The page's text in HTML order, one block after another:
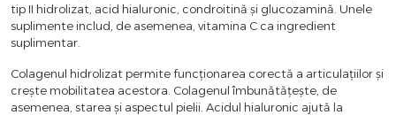
tip II hidrolizat, acid hialuronic, condroitină și glucozamină. Unele
suplimente includ, de asemenea, vitamina C ca ingredient
suplimentar.
Colagenul hidrolizat permite funcționarea corectă a articulațiilor și
crește mobilitatea acestora. Colagenul îmbunătățește, de
asemenea, starea și aspectul pielii. Acidul hialuronic ajută la